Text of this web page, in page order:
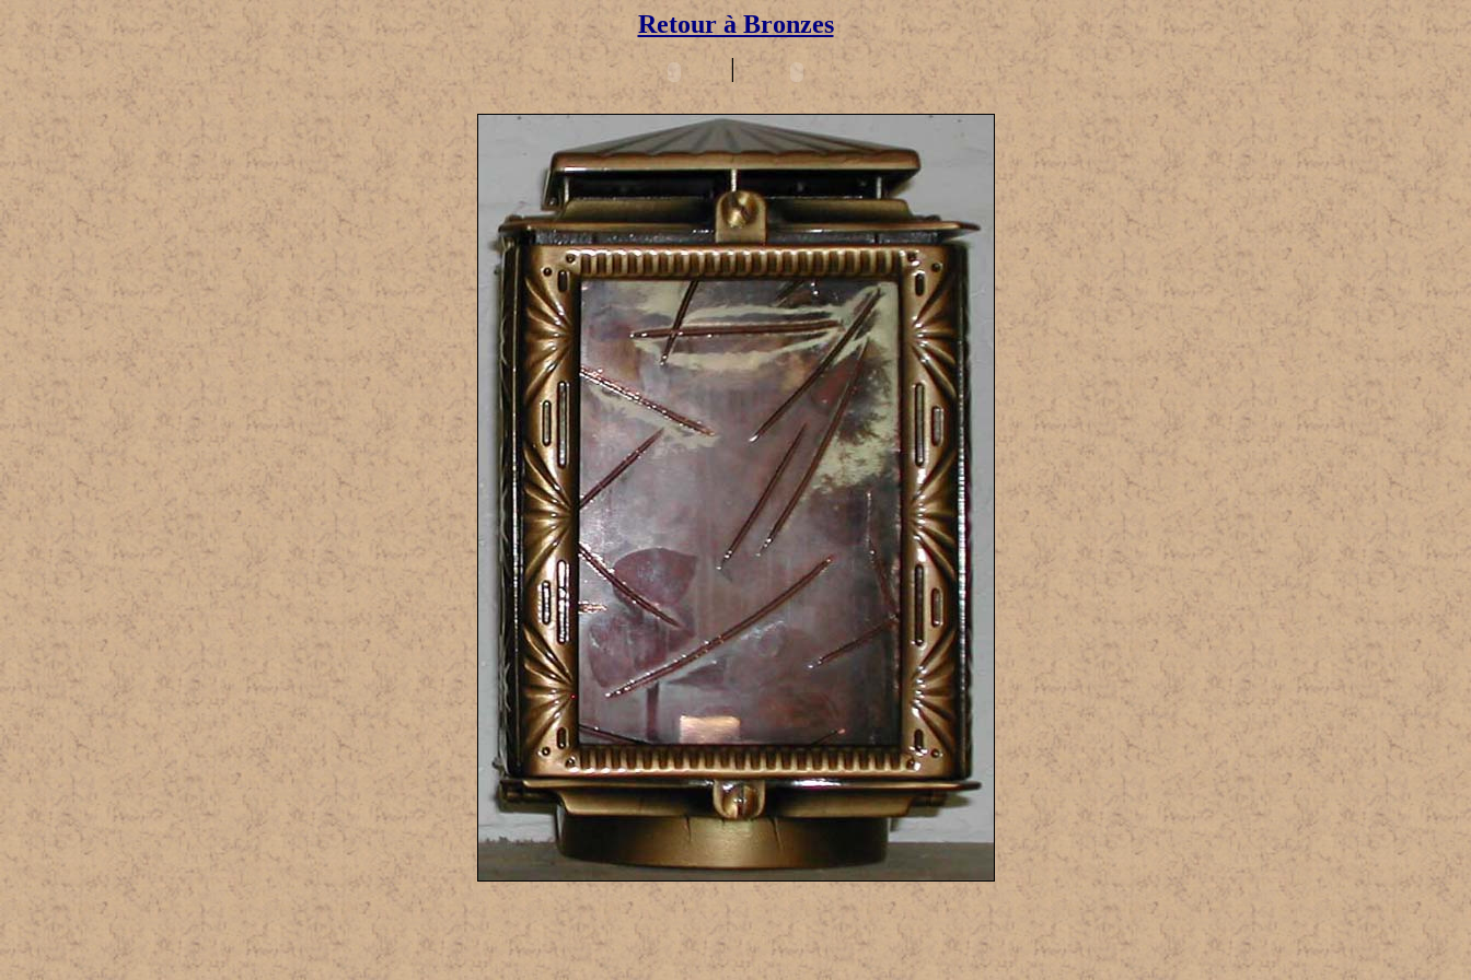
Retour à Bronzes
|